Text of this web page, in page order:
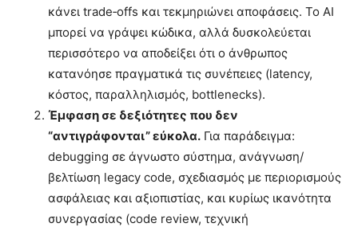
κάνει trade‑offs και τεκμηριώνει αποφάσεις. Το AI
μπορεί να γράψει κώδικα, αλλά δυσκολεύεται
περισσότερο να αποδείξει ότι ο άνθρωπος
κατανόησε πραγματικά τις συνέπειες (latency,
κόστος, παραλληλισμός, bottlenecks).
Έμφαση σε δεξιότητες που δεν
“αντιγράφονται” εύκολα. Για παράδειγμα:
debugging σε άγνωστο σύστημα, ανάγνωση/
βελτίωση legacy code, σχεδιασμός με περιορισμούς
ασφάλειας και αξιοπιστίας, και κυρίως ικανότητα
συνεργασίας (code review, τεχνική